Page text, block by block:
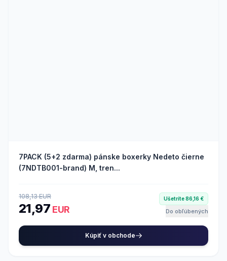
7PACK (5+2 zdarma) pánske boxerky Nedeto čierne
(7NDTB001-brand) M, tren...
108,13 EUR
21,97 EUR
Ušetríte 86,16 €
Do obľúbených
Kúpiť v obchode